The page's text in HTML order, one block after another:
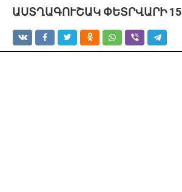
ԱՍՏՂԱԳՈՒՇԱԿ ՓԵՏՐՎԱՐԻ 15